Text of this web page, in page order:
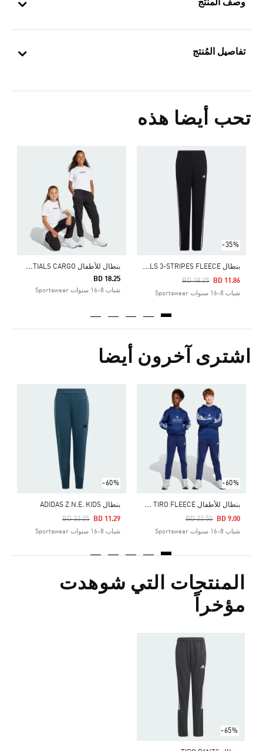
وصف المنتج
تفاصيل المُنتج
تحب أيضا هذه
-35%
ب
نطال ESSENTIALS 3-STRIPES FLEECE
Price Reduced From
BD 18.25
To BD 11.86
شباب 8-16 سنوات Sportswear
ب
نطال للأطفال ESSENTIALS CARGO
BD 18.25
شباب 8-16 سنوات Sportswear
اشترى آخرون أيضا
-60%
ب
نطال للأطفال HOUSE OF TIRO FLEECE
Price Reduced From
BD 22.50
To BD 9.00
شباب 8-16 سنوات Sportswear
-60%
بنطال ADIDAS Z.N.E. KIDS
Price Reduced From
BD 32.25
To BD 11.29
شباب 8-16 سنوات Sportswear
Price Reduced From
المنتجات التي شوهدت
مؤخراً
-65%